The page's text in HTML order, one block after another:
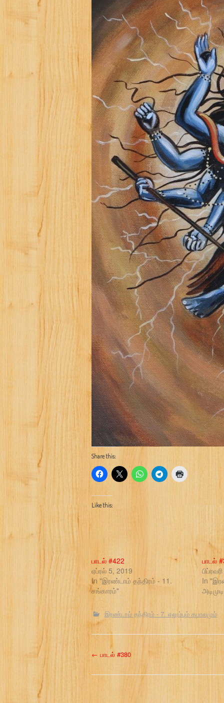
Share this:
Like this:
பாடல் #422
ஏப்ரல் 5, 2019
In "இரண்டாம் தந்திரம் - 11.
சங்காரம்"
பாடல்
In
இரண்டாம் தந்திரம் - 7. எலும்பும் கபாலமும்
P
o
← பாடல் #380